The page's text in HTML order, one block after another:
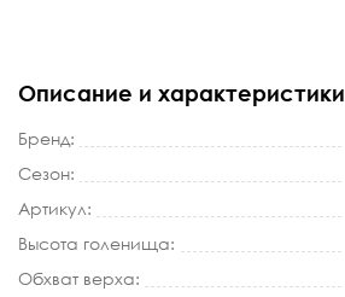
Описание и характеристики
Бренд:
Сезон:
Артикул:
Высота голенища:
Обхват верха: